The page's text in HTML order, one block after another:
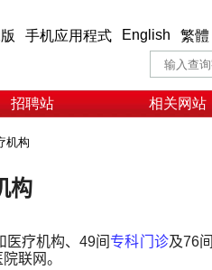
手机应用程式 English 繁體
招聘站 相关网站
机构